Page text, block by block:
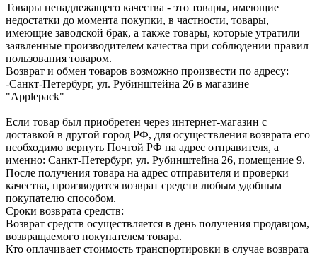
Товары ненадлежащего качества - это товары, имеющие
недостатки до момента покупки, в частности, товары,
имеющие заводской брак, а также товары, которые утратили
заявленные производителем качества при соблюдении правил
пользования товаром.
Возврат и обмен товаров возможно произвести по адресу:
-Санкт-Петербург, ул. Рубинштейна 26 в магазине
"Applepack"
Если товар был приобретен через интернет-магазин с
доставкой в другой город РФ, для осуществления возврата его
необходимо вернуть Почтой РФ на адрес отправителя, а
именно: Санкт-Петербург, ул. Рубинштейна 26, помещение 9.
После получения товара на адрес отправителя и проверки
качества, производится возврат средств любым удобным
покупателю способом.
Сроки возврата средств:
Возврат средств осуществляется в день получения продавцом,
возвращаемого покупателем товара.
Кто оплачивает стоимость транспортировки в случае возврата